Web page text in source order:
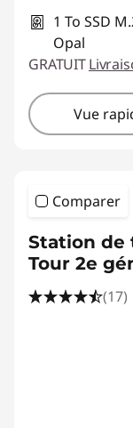
1 To SSD
Opal
GRATUIT
Vue
Comparer
Station de
Tour 2e
(17)